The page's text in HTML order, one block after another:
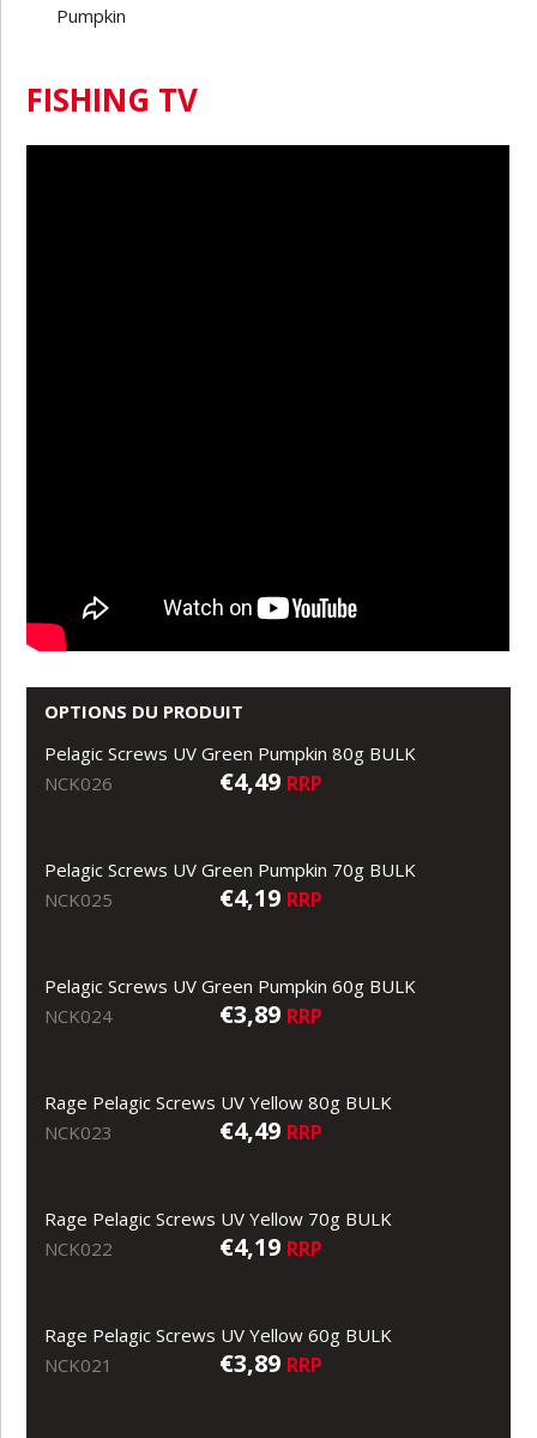
Pumpkin
FISHING TV
OPTIONS DU PRODUIT
Pelagic Screws UV Green Pumpkin 80g BULK
NCK026
€4,49 RRP
Pelagic Screws UV Green Pumpkin 70g BULK
NCK025
€4,19 RRP
Pelagic Screws UV Green Pumpkin 60g BULK
NCK024
€3,89 RRP
Rage Pelagic Screws UV Yellow 80g BULK
NCK023
€4,49 RRP
Rage Pelagic Screws UV Yellow 70g BULK
NCK022
€4,19 RRP
Rage Pelagic Screws UV Yellow 60g BULK
NCK021
€3,89 RRP